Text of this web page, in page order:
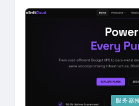
Posted
服务器